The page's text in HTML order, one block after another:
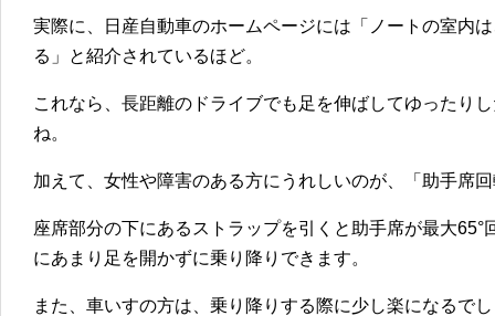
実際に、日産自動車のホームページには「ノートの室内
る」と紹介されているほど。
これなら、長距離のドライブでも足を伸ばしてゆったり
ね。
加えて、女性や障害のある方にうれしいのが、「助手席
座席部分の下にあるストラップを引くと助手席が最大
にあまり足を開かずに乗り降りできます。
また、車いすの方は、乗り降りする際に少し楽になるで